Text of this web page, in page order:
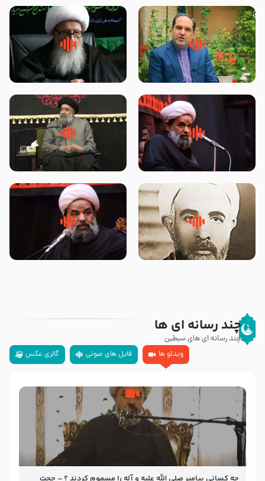
پیامبر صلی الله علیه وآله و سلم
فرمودند وای بر بچه های آخر
زوّار اربعین امام حسین (علیه
السلام) با این اشتیاق به زیارت
روضه جانسوز پاره های جگر امام
حسن مجتبی علیه السلام-حجت
لقب حضرت رقیه سلام الله علیها به
چه معناست – حجت الاسلام علوی
روضه‌ی مجلس یزید ملعون و
اسارت اهل‌بیت علیهم‌السلام –
سلام جوانی که امام حسین علیه
السلام خودش جوابش را دادند
چند رسانه ای ها
چند رسانه ای های سبطین
ویدئو ها
فایل های صوتی گالری عکس
چه کسانی پیامبر صلی الله علیه و آله را مسموم کردند ؟ – حجت